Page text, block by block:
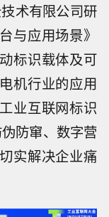
术有限公司研
与应用场景》
标识载体及可
机行业的应用
业互联网标识
防窜、数字营
实解决企业痛